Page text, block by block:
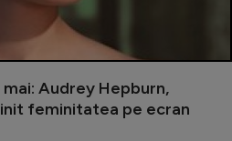
Audrey Hepburn,
feminitatea pe ecran